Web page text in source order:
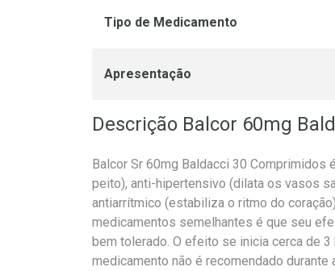
Tipo de Medicamento
Apresentação
Descrição Balcor 60mg
Balcor Sr 60mg Baldacci 30
peito), anti-hipertensivo (dilata os vasos
antiarrítmico (estabiliza o ritmo do
medicamentos semelhantes é que seu
bem tolerado. O efeito se inicia cerca de
medicamento não é recomendado